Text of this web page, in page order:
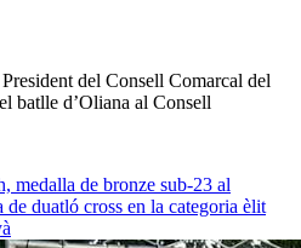
del Consell Comarcal del
batlle d’Oliana al Consell
medalla de bronze sub-23 al
de duatló cross en la categoria èlit